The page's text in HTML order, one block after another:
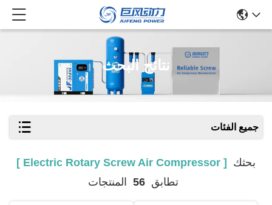
نتائج البحث
جميع الفئات
بحثك [ Electric Rotary Screw Air Compressor ]
تطابق56 المنتجات